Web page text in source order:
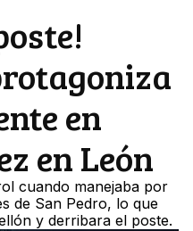
en
en León
cuando manejaba por
de San Pedro, lo que
y derribara el poste.